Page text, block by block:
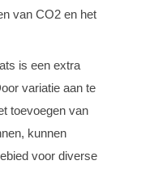
van CO2 en het
is een extra
variatie aan te
toevoegen van
kunnen
voor diverse